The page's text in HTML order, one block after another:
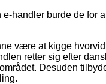
e-handler burde de
være at kigge
retter sig efter
Desuden